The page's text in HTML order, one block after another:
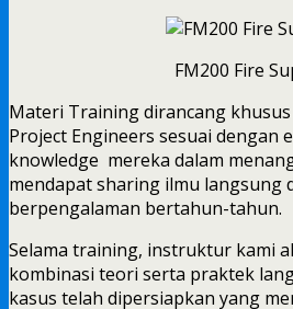
FM200 Fire
Materi Training dirancang
Project Engineers sesuai dengan
knowledge mereka dalam
mendapat sharing ilmu langsung
berpengalaman bertahun-tahun.
Selama training, instruktur kami
kombinasi teori serta praktek
kasus telah dipersiapkan yang